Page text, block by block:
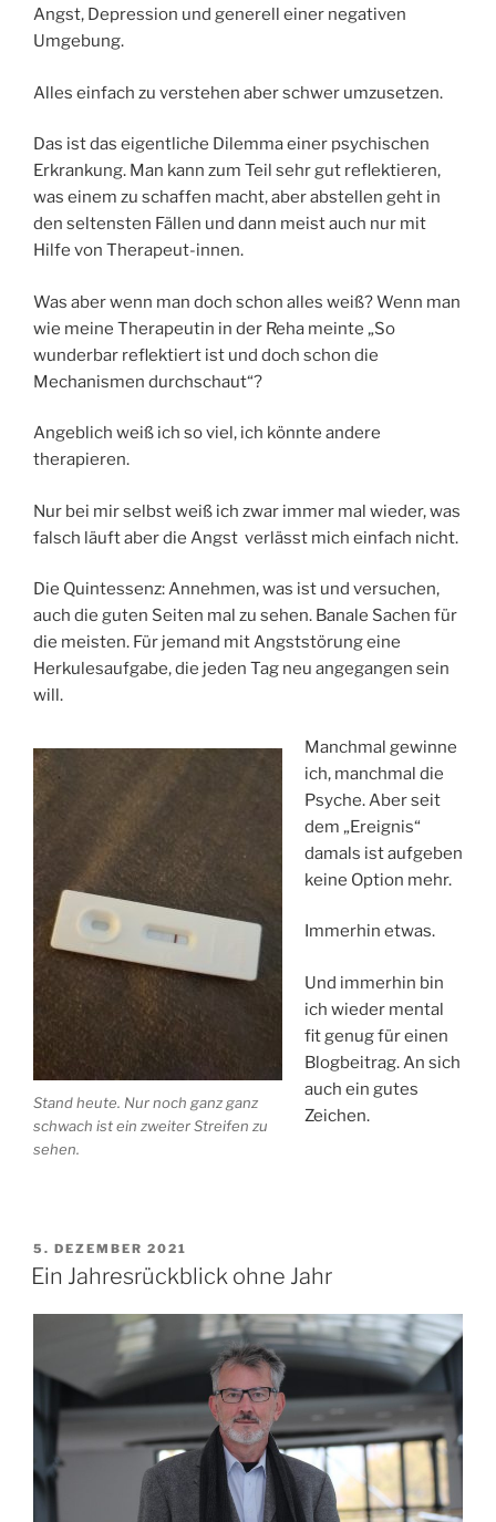
Angst, Depression und generell einer negativen
Umgebung.
Alles einfach zu verstehen aber schwer umzusetzen.
Das ist das eigentliche Dilemma einer psychischen
Erkrankung. Man kann zum Teil sehr gut reflektieren,
was einem zu schaffen macht, aber abstellen geht in
den seltensten Fällen und dann meist auch nur mit
Hilfe von Therapeut-innen.
Was aber wenn man doch schon alles weiß? Wenn man
wie meine Therapeutin in der Reha meinte „So
wunderbar reflektiert ist und doch schon die
Mechanismen durchschaut“?
Angeblich weiß ich so viel, ich könnte andere
therapieren.
Nur bei mir selbst weiß ich zwar immer mal wieder, was
falsch läuft aber die Angst verlässt mich einfach nicht.
Die Quintessenz: Annehmen, was ist und versuchen,
auch die guten Seiten mal zu sehen. Banale Sachen für
die meisten. Für jemand mit Angststörung eine
Herkulesaufgabe, die jeden Tag neu angegangen sein
will.
Stand heute. Nur noch ganz ganz
schwach ist ein zweiter Streifen zu
sehen.
Manchmal gewinne
ich, manchmal die
Psyche. Aber seit
dem „Ereignis“
damals ist aufgeben
keine Option mehr.
Immerhin etwas.
Und immerhin bin
ich wieder mental
fit genug für einen
Blogbeitrag. An sich
auch ein gutes
Zeichen.
VERÖFFENTLICHT
AM
5. DEZEMBER 2021
Ein Jahresrückblick ohne Jahr